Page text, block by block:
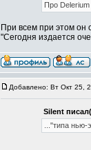
Про
При всем при этом он
"Сегодня издается
Добавлено: Вт Окт 25,
Silent
..."типа